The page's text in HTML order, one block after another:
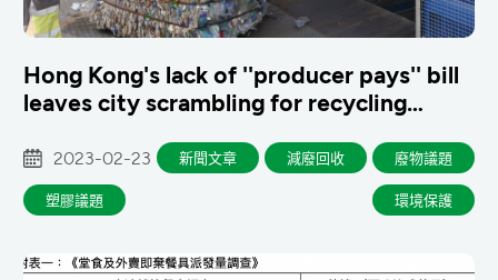
Hong Kong's lack of ''producer pays'' bill
leaves city scrambling for recycling
2023-02-23 新聞文章 減廢回收 廢物議題
塑膠議題 環境保護